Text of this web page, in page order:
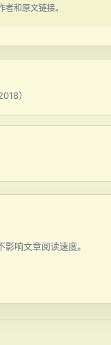
和原文链接。
）
响文章阅读速度。